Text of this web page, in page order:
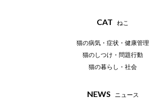
CAT ねこ
猫の病気・症状・健康管理
猫のしつけ・問題行動
猫の暮らし・社会
NEWS ニュース